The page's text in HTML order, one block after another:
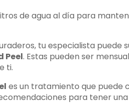
de agua al día para
tu especialista puede
Peel. Estas pueden ser
ti.
es un tratamiento que puede
para tener